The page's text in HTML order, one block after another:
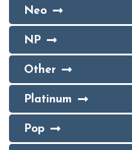
Neo
NP
Other
Platinum
Pop